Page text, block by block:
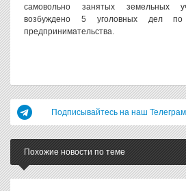
самовольно занятых земельных
возбуждено 5 уголовных дел по
предпринимательства.
Подписывайтесь на наш
Похожие новости по теме